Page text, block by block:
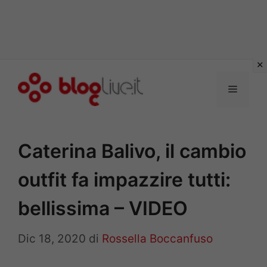
Menu
Caterina Balivo, il cambio
outfit fa impazzire tutti:
bellissima – VIDEO
Dic 18, 2020 di Rossella Boccanfuso